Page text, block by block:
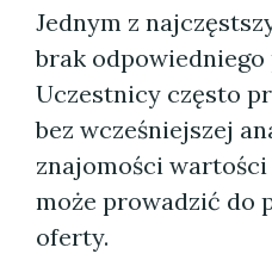
Jednym z
brak
Uczestnicy często
bez wcześniejszej
znajomości
może prowadzić do
oferty.